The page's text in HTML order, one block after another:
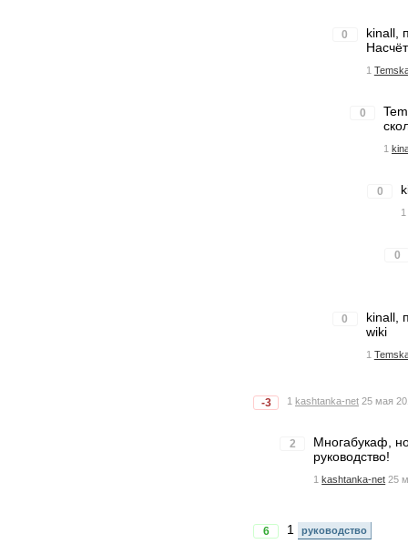
0
kinall,
1
0
1
0
1
0
0
kinall,
wiki
1
-3 1 kashtanka-net 25 мая
2
Многабукаф,
руководство!
1 kashtanka-net 25
6 1 руководство